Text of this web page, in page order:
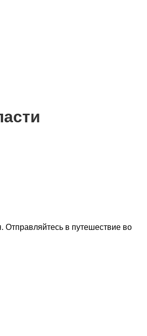
Отправляйтесь в путешествие во